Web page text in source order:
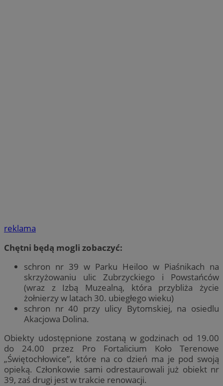
reklama
Chętni będą mogli zobaczyć:
schron nr 39 w Parku Heiloo w Piaśnikach na
skrzyżowaniu ulic Zubrzyckiego i Powstańców
(wraz z Izbą Muzealną, która przybliża życie
żołnierzy w latach 30. ubiegłego wieku)
schron nr 40 przy ulicy Bytomskiej, na osiedlu
Akacjowa Dolina.
Obiekty udostępnione zostaną w godzinach od 19.00
do 24.00 przez Pro Fortalicium Koło Terenowe
„Świętochłowice”, które na co dzień ma je pod swoją
opieką. Członkowie sami odrestaurowali już obiekt nr
39, zaś drugi jest w trakcie renowacji.